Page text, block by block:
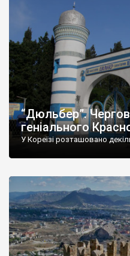
“Дюльбер”.
геніального
У Кореїзі розташовано